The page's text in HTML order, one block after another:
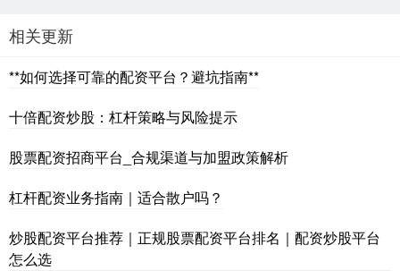
相关更新
**如何选择可靠的配资平台？避坑指南**
十倍配资炒股：杠杆策略与风险提示
股票配资招商平台_合规渠道与加盟政策解析
杠杆配资业务指南｜适合散户吗？
炒股配资平台推荐｜正规股票配资平台排名｜配资炒股平台
怎么选